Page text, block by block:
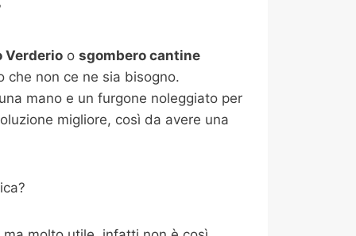
Verderio o sgombero cantine
che non ce ne sia bisogno.
mano e un furgone noleggiato per
migliore, così da avere una